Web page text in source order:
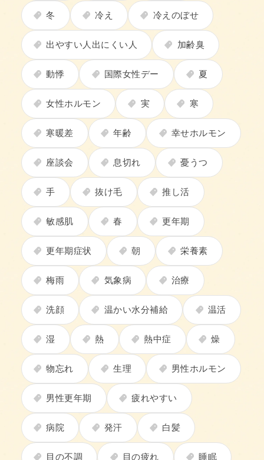
冬 冷え 冷えのぼせ
出やすい人出にくい人 加齢臭
動悸 国際女性デー 夏
女性ホルモン 実 寒
寒暖差 年齢 幸せホルモン
座談会 息切れ 憂うつ
手 抜け毛 推し活
敏感肌 春 更年期
更年期症状 朝 栄養素
梅雨 気象病 治療
洗顔 温かい水分補給 温活
湿 熱 熱中症 燥
物忘れ 生理 男性ホルモン
男性更年期 疲れやすい
病院 発汗 白髪
目の不調 目の疲れ 睡眠